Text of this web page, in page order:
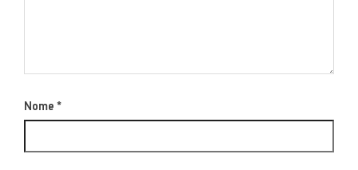
Nome *